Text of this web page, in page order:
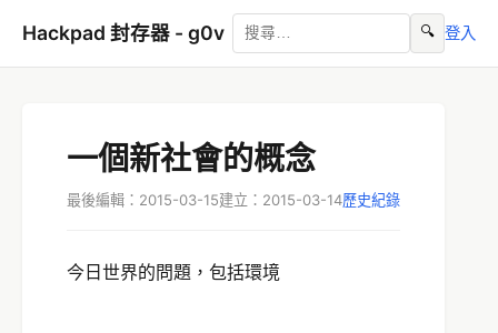
Hackpad 封存器 - g0v 🔍 登入
一個新社會的概念
最後編輯：2015-03-15建立：2015-03-14歷史紀錄
今日世界的問題，包括環境